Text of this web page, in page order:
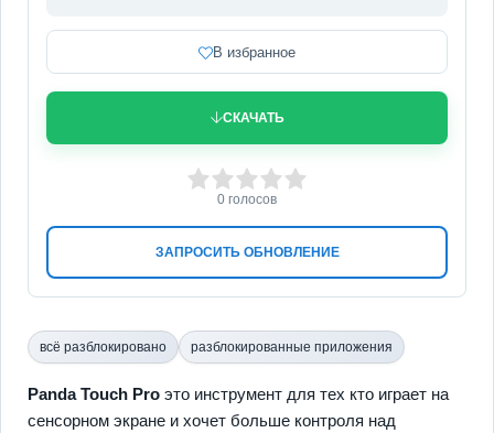
В избранное
СКАЧАТЬ
ЗАПРОСИТЬ ОБНОВЛЕНИЕ
3 4 5
0 голосов
всё разблокировано разблокированные приложения
Panda Touch Pro это инструмент для тех кто играет на
сенсорном экране и хочет больше контроля над